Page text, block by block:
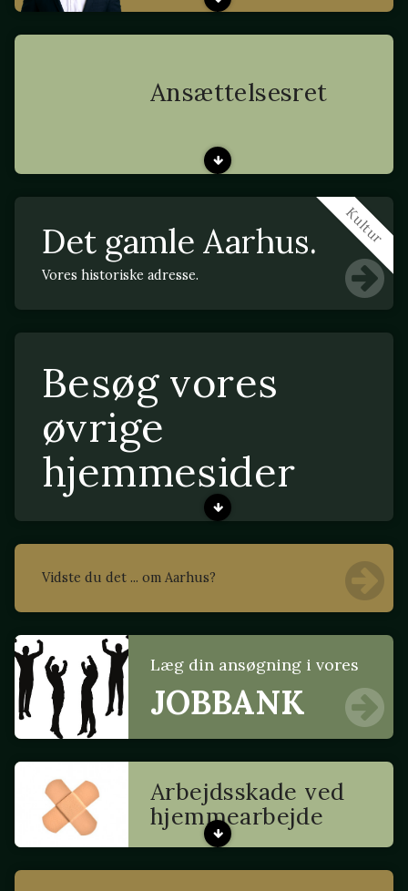
Ansættelsesret
Kultur
Det gamle Aarhus.
Vores historiske adresse.
Besøg vores
øvrige
hjemmesider
Vidste du det ... om Aarhus?
Læg din ansøgning i vores
JOBBANK
Arbejdsskade ved
hjemmearbejde